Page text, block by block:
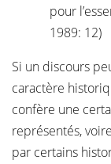
pour
1989: 12)
Si un discours
caractère
confère une
représentés,
par certains